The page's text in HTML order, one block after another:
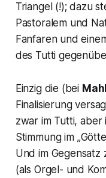
Triangel (!); dazu
Pastoralem und
Fanfaren und
des Tutti
Einzig die (bei
Finalisierung
zwar im Tutti, aber
Stimmung im „
Und im
(als Orgel- und